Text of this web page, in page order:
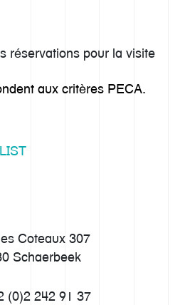
réservations pour la visite
aux critères PECA.
Coteaux 307
Schaerbeek
(0)2 242 91 37